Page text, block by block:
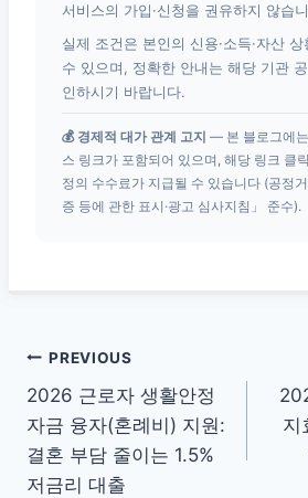
서비스의 가입·신청을 권유하지 않습
실제 조건은 본인의 신용·소득·자산
수 있으며, 정확한 안내는 해당 기관
인하시기 바랍니다.
💰 경제적 대가 관계 고지 — 본 블로그에
스 링크가 포함되어 있으며, 해당 링크 클
정의 수수료가 지급될 수 있습니다 (공정
증 등에 관한 표시·광고 심사지침」 준수).
글
탐
색
PREVIOUS
2026 근로자 생활안정
자금 융자(혼례비) 지원:
결혼 부담 줄이는 1.5%
저금리 대출
지